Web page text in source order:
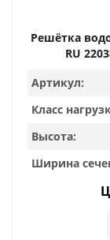
Решётка
RU
Артикул:
Класс
Высота:
Ширина